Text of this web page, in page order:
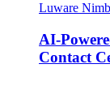
Luware
AI-
Contact